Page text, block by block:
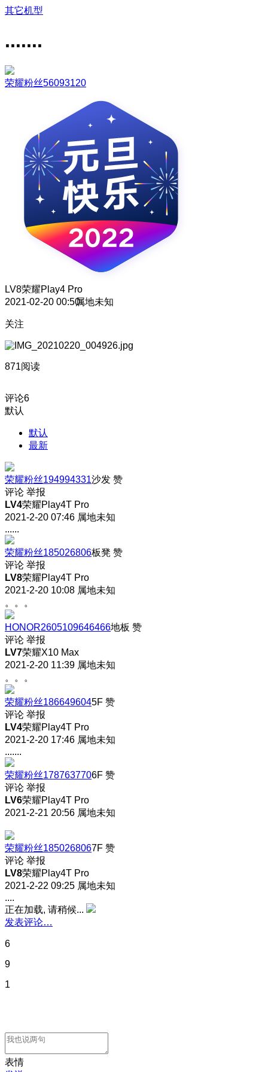
其它机型
.......
荣耀粉丝56093120
LV8荣耀Play4 Pro
2021-02-20 00:50属地未知
关注
871阅读
评论6
默认
默认
最新
荣耀粉丝194994331沙发 赞
评论 举报
LV4荣耀Play4T Pro
2021-2-20 07:46 属地未知
......
荣耀粉丝185026806板凳 赞
评论 举报
LV8荣耀Play4T Pro
2021-2-20 10:08 属地未知
。。。
HONOR2605109646466地板 赞
评论 举报
LV7荣耀X10 Max
2021-2-20 11:39 属地未知
。。。
荣耀粉丝1866496045F 赞
评论 举报
LV4荣耀Play4T Pro
2021-2-20 17:46 属地未知
.......
荣耀粉丝1787637706F 赞
评论 举报
LV6荣耀Play4T Pro
2021-2-21 20:56 属地未知
荣耀粉丝1850268067F 赞
评论 举报
LV8荣耀Play4T Pro
2021-2-22 09:25 属地未知
....
正在加载, 请稍候...
发表评论…
6
9
1
表情